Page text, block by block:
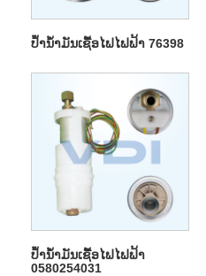
ປ້ໍານ້ໍາມັນເຊື້ອໄຟໄຟຟ້າ 76398
ປ້ໍານ້ໍາມັນເຊື້ອໄຟໄຟຟ້າ
0580254031